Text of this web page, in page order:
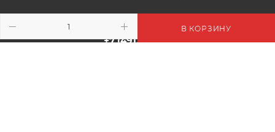
В КОРЗИНУ
- г.Рязань, Солотчинское шоссе д.2
ТК «АВРОРА»
+7 (4912) 77-82-04